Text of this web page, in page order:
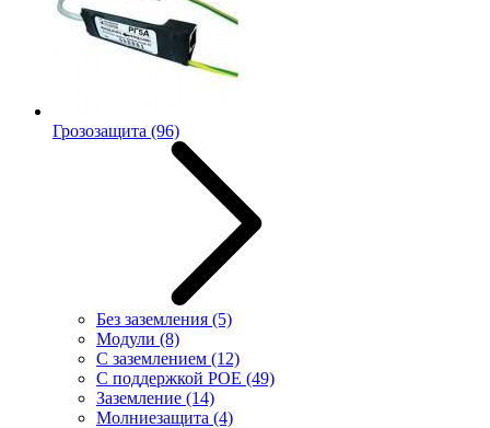
Грозозащита (96)
Без заземления (5)
Модули (8)
С заземлением (12)
С поддержкой POE (49)
Заземление (14)
Молниезащита (4)